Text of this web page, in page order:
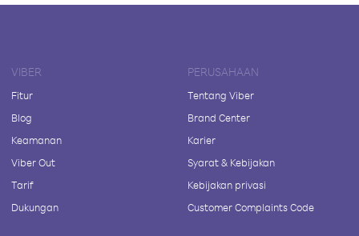
VIBER
Fitur
Blog
Keamanan
Viber Out
Tarif
Dukungan
PERUSAHAAN
Tentang Viber
Brand Center
Karier
Syarat & Kebijakan
Kebijakan privasi
Customer Complaints Code